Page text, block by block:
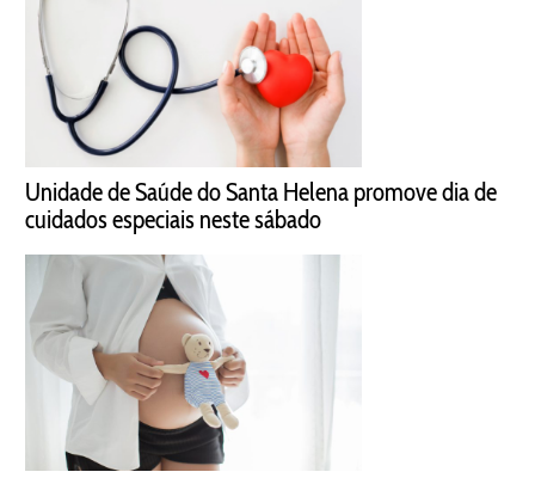
Unidade de Saúde do Santa Helena promove dia de
cuidados especiais neste sábado